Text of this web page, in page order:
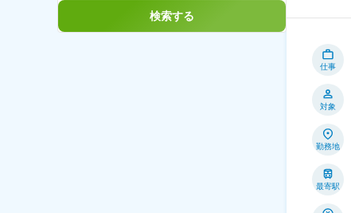
検索する
仕事
対象
勤務地
最寄駅